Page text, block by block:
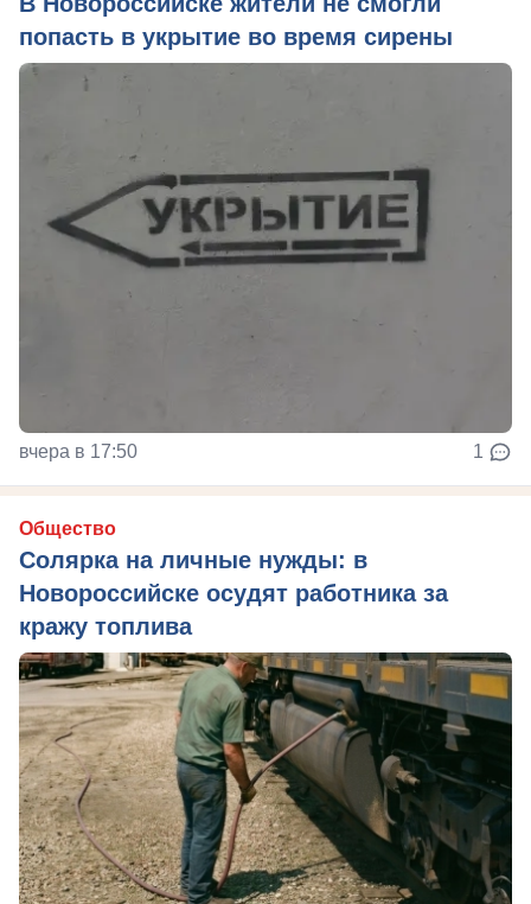
попасть в укрытие во время сирены
вчера в 17:50 1
Общество
Солярка на личные нужды: в
Новороссийске осудят работника за
кражу топлива